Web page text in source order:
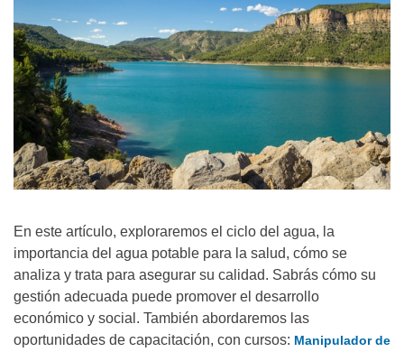
En este artículo, exploraremos el ciclo del agua, la
importancia del agua potable para la salud, cómo se
analiza y trata para asegurar su calidad. Sabrás cómo su
gestión adecuada puede promover el desarrollo
económico y social. También abordaremos las
oportunidades de capacitación, con cursos: Manipulador de